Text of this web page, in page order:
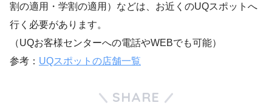
割の適用・学割の適用）などは、お近くのUQスポットへ
行く必要があります。
（UQお客様センターへの電話やWEBでも可能）
参考： UQスポットの店舗一覧
SHARE